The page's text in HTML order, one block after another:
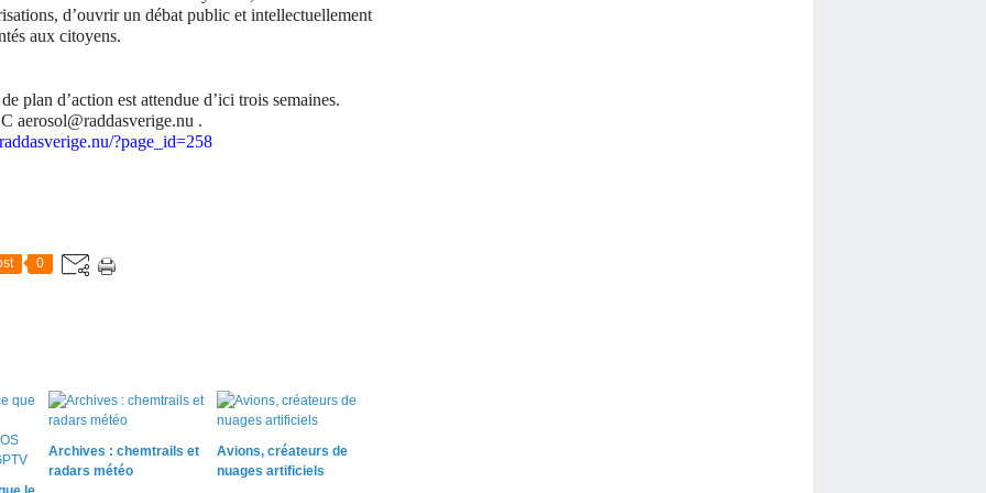
d’ouvrir un débat public et intellectuellement
aux citoyens.
plan d’action est attendue d’ici trois semaines.
aerosol@raddasverige.nu .
?page_id=258
0
Archives : chemtrails et
radars météo
Avions, créateurs de
nuages artificiels